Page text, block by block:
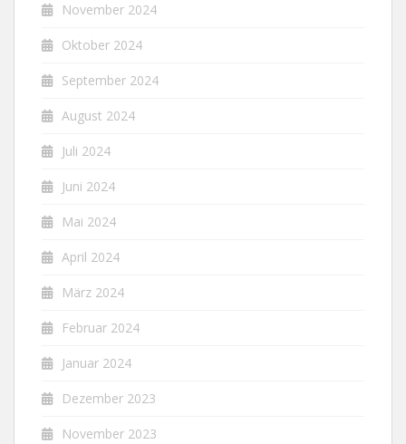
November 2024
Oktober 2024
September 2024
August 2024
Juli 2024
Juni 2024
Mai 2024
April 2024
März 2024
Februar 2024
Januar 2024
Dezember 2023
November 2023